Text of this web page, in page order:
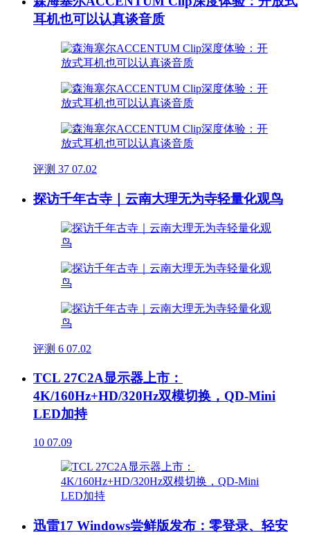
耳机也可以认真谈音质
评测 37 07.02
探访千年古寺｜云南大理无为寺轻量化观鸟
评测 6 07.02
TCL 27C2A显示器上市：
4K/160Hz+HD/320Hz双模切换，QD-Mini
LED加持
10 07.09
迅雷17 Windows尝鲜版发布：零登录、轻安